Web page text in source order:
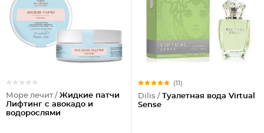
Море лечит / Жидкие патчи
Лифтинг с авокадо и
водорослями
(11)
Dilis / Туалетная вода Virtual
Sense